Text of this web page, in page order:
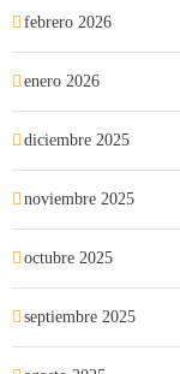
febrero 2026
enero 2026
diciembre 2025
noviembre 2025
octubre 2025
septiembre 2025